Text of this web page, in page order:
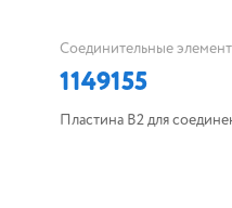
Соединительные
1149155
Пластина B2 для